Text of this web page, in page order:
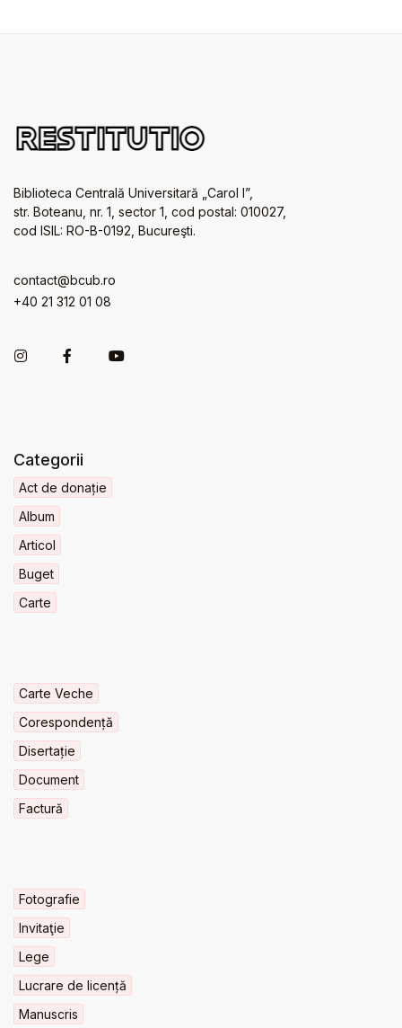
Biblioteca Centrală Universitară „Carol I”,
str. Boteanu, nr. 1, sector 1, cod postal: 010027,
cod ISIL: RO-B-0192, Bucureşti.
contact@bcub.ro
+40 21 312 01 08
Categorii
Act de donație
Album
Articol
Buget
Carte
Carte Veche
Corespondență
Disertație
Document
Factură
Fotografie
Invitaţie
Lege
Lucrare de licență
Manuscris